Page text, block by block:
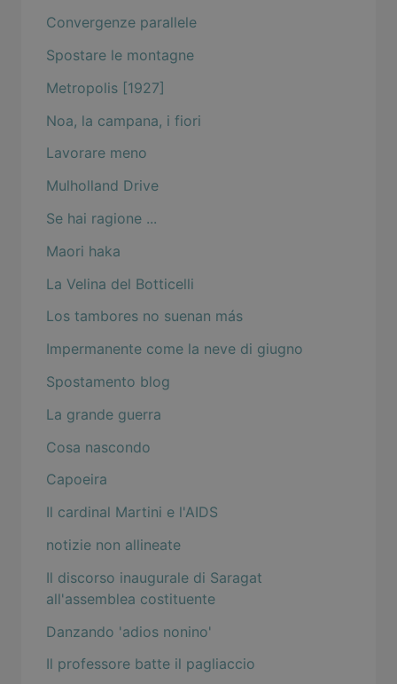
Convergenze parallele
Spostare le montagne
Metropolis [1927]
Noa, la campana, i fiori
Lavorare meno
Mulholland Drive
Se hai ragione ...
Maori haka
La Velina del Botticelli
Los tambores no suenan más
Impermanente come la neve di giugno
Spostamento blog
La grande guerra
Cosa nascondo
Capoeira
Il cardinal Martini e l'AIDS
notizie non allineate
Il discorso inaugurale di Saragat
all'assemblea costituente
Danzando 'adios nonino'
Il professore batte il pagliaccio